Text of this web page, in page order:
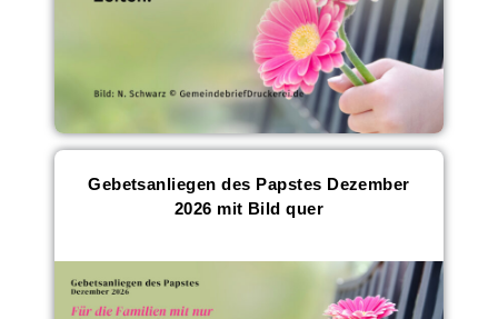
Gebetsanliegen des Papstes Dezember
2026 mit Bild quer